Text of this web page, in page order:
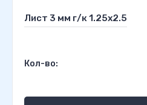
Лист 3 мм г/к 1.25х2.5
Кол-во: